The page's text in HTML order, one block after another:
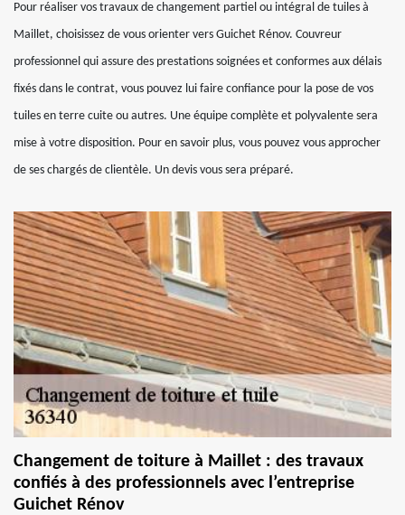
Pour réaliser vos travaux de changement partiel ou intégral de tuiles à
Maillet, choisissez de vous orienter vers Guichet Rénov. Couvreur
professionnel qui assure des prestations soignées et conformes aux délais
fixés dans le contrat, vous pouvez lui faire confiance pour la pose de vos
tuiles en terre cuite ou autres. Une équipe complète et polyvalente sera
mise à votre disposition. Pour en savoir plus, vous pouvez vous approcher
de ses chargés de clientèle. Un devis vous sera préparé.
Changement de toiture à Maillet : des travaux
confiés à des professionnels avec l’entreprise
Guichet Rénov